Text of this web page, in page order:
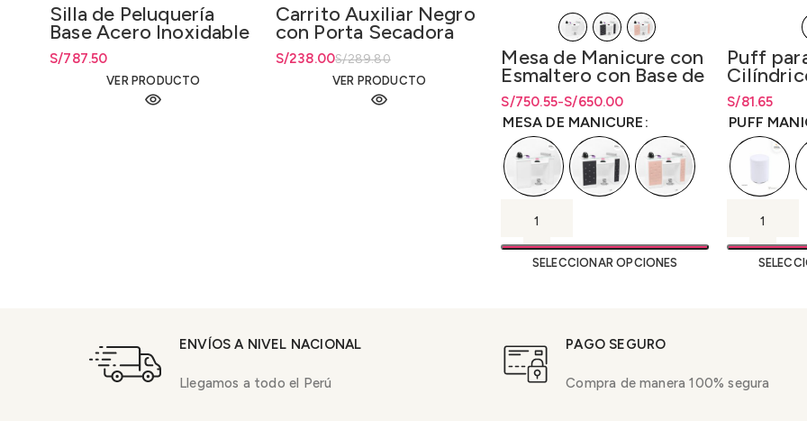
Silla de Peluquería
Base Acero Inoxidable
Hidráulico
S/787.50
VER PRODUCTO
Carrito Auxiliar Negro
con Porta Secadora
S/289.80
El precio original era: S/289.80.
S/238.00
El precio actual es: S/238.00.
VER PRODUCTO
Mesa de Manicure con
Esmaltero con Base de
Vidrio S/650.00
-
S/750.55
Rango de precios: desde
S/650.00 hasta S/750.55
Rango de precios: desde
S/650.00hastaS/750.55
MESA DE MANICURE
SELECCIONAR OPCIONES
Puff
S/81.65
Rango de
hasta S/
PUFF
ENVÍOS A NIVEL NACIONAL
Llegamos a todo el Perú
PAGO SEGURO
Compra de manera 100% segura